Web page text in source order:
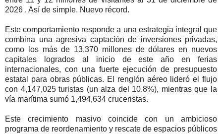
2026 . Así de simple. Nuevo récord.
Este comportamiento responde a una estrategia integral que
combina una agresiva captación de inversiones privadas,
como los más de 13,370 millones de dólares en nuevos
capitales logrados al inicio de este año en ferias
internacionales, con una fuerte ejecución de presupuesto
estatal para obras públicas. El renglón aéreo lideró el flujo
con 4,147,025 turistas (un alza del 10.8%), mientras que la
vía marítima sumó 1,494,634 cruceristas.
Este crecimiento masivo coincide con un ambicioso
programa de reordenamiento y rescate de espacios públicos